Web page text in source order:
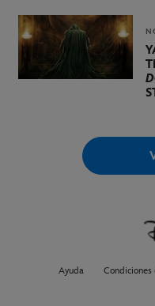
Ayuda Condiciones